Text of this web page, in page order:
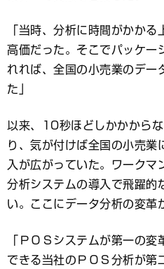
「当時、分析に時間がかか
高価だった。そこでパッケー
れれば、全国の小売業のデー
た」
以来、10秒ほどしかかから
り、気が付けば全国の小売業
入が広がっていた。ワークマ
分析システムの導入で飛躍的
い。ここにデータ分析の変革
「ＰＯＳシステムが第一の
できる当社のＰＯＳ分析が第